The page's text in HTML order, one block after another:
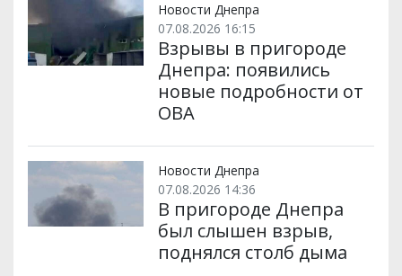
Новости Днепра
07.08.2026 16:15
Взрывы в пригороде
Днепра: появились
новые подробности от
ОВА
Новости Днепра
07.08.2026 14:36
В пригороде Днепра
был слышен взрыв,
поднялся столб дыма